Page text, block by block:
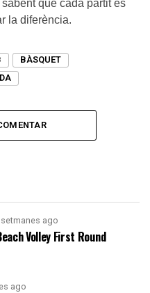
que cada partit és
la diferència.
BÀSQUET
ago
Volley First Round
ago